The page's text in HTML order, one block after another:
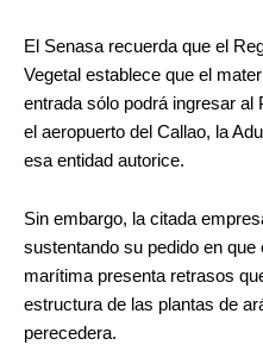
El Senasa recuerda que el
Vegetal establece que el
entrada sólo podrá ingresar al
el aeropuerto del Callao, la
esa entidad autorice.
Sin embargo, la citada
sustentando su pedido en
marítima presenta retrasos
estructura de las plantas de
perecedera.